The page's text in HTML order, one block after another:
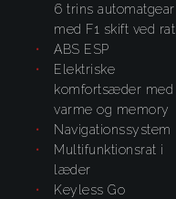
6 trins automatgear
med F1 skift ved rat
ABS ESP
elektriske
komfortsæder med
varme og memory
navigationssystem
multifunktionsrat i
læder
Keyless Go